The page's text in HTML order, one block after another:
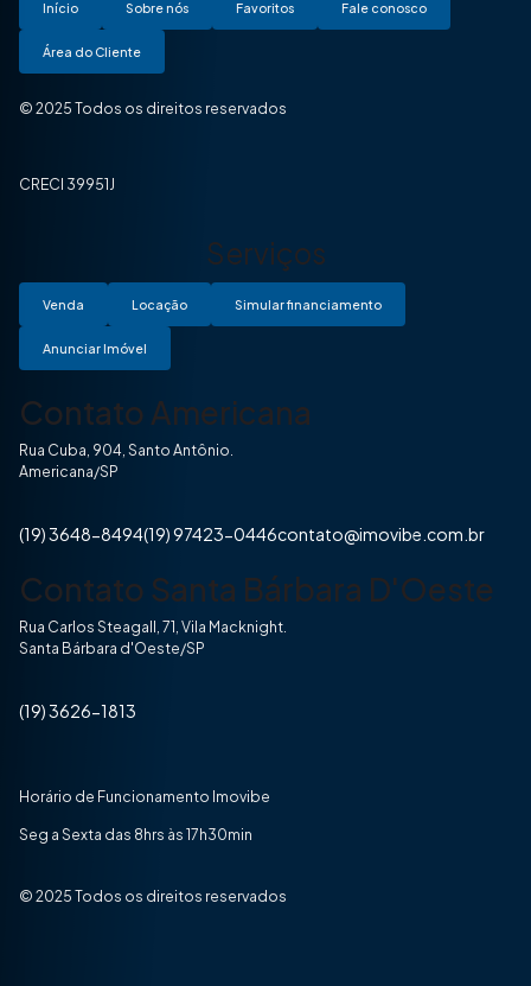
Início Sobre nós Favoritos Fale conosco
Área do Cliente
© 2025 Todos os direitos reservados
CRECI 39951J
Serviços
Venda Locação Simular financiamento
Anunciar Imóvel
Contato Americana
Rua Cuba, 904, Santo Antônio.
Americana/SP
(19) 3648-8494(19) 97423-0446contato@imovibe.com.br
Contato Santa Bárbara D'Oeste
Rua Carlos Steagall, 71, Vila Macknight.
Santa Bárbara d'Oeste/SP
(19) 3626-1813
Horário de Funcionamento Imovibe
Seg a Sexta das 8hrs às 17h30min
© 2025 Todos os direitos reservados